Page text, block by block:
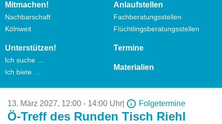
Mitmachen!
Nachbarschaft
Kölnweit
Anlaufstellen
Fachberatungsstellen
Flüchtlingsberatungsstellen
Unterstützen!
Ich suche …
Ich biete …
Termine
Materialien
13. März 2027, 12:00 - 14:00 Uhr Folgetermine
Ö-Treff des Runden Tisch Riehl